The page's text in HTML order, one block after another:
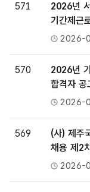
571
2026년
기간제근
2026-
570
2026년
합격자 공
2026-
569
(사) 제주
채용 제2
2026-